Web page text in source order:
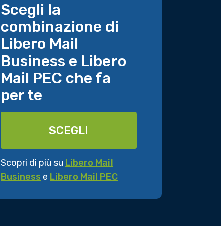
Scegli la
combinazione di
Libero Mail
Business e Libero
Mail PEC che fa
per te
SCEGLI
Scopri di più su Libero Mail
Business e Libero Mail PEC